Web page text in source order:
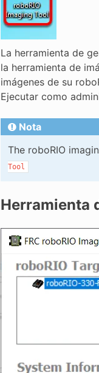
La herramienta de
la herramienta de
imágenes de su
Ejecutar como
Nota
The roboRIO
Tool
Herramienta